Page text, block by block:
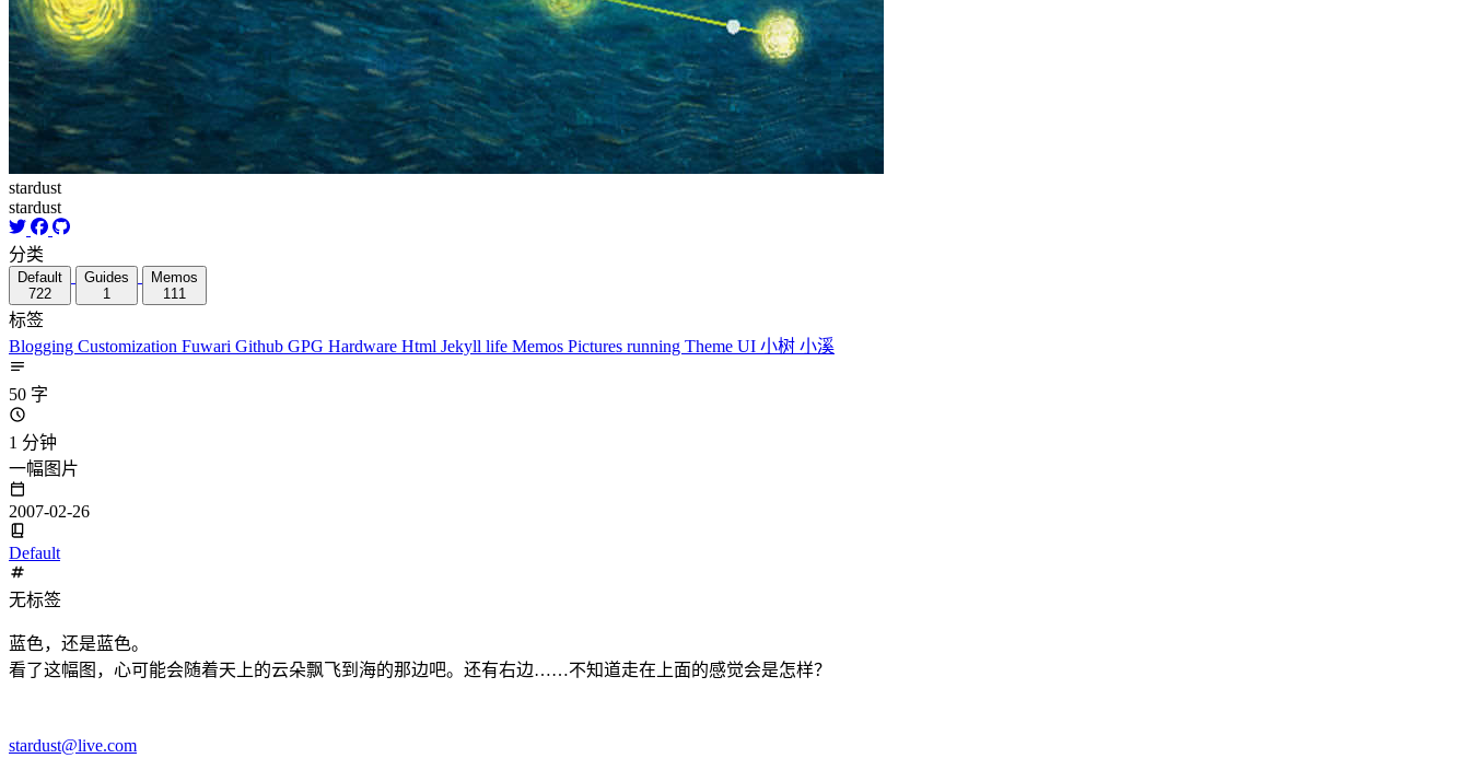
stardust
stardust
分类
Default
722
Guides
1
Memos
111
标签
Blogging Customization Fuwari Github GPG Hardware Html Jekyll life Memos Pictures running Theme UI 小树 小溪
50 字
1 分钟
一幅图片
2007-02-26
Default
无标签
蓝色，还是蓝色。
看了这幅图，心可能会随着天上的云朵飘飞到海的那边吧。还有右边……不知道走在上面的感觉会是怎样？
stardust@live.com